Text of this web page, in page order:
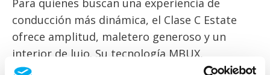
Para quienes buscan una experiencia de
conducción más dinámica, el Clase C Estate
ofrece amplitud, maletero generoso y un
interior de lujo. Su tecnología MBUX,
climatización inteligente y suspensión